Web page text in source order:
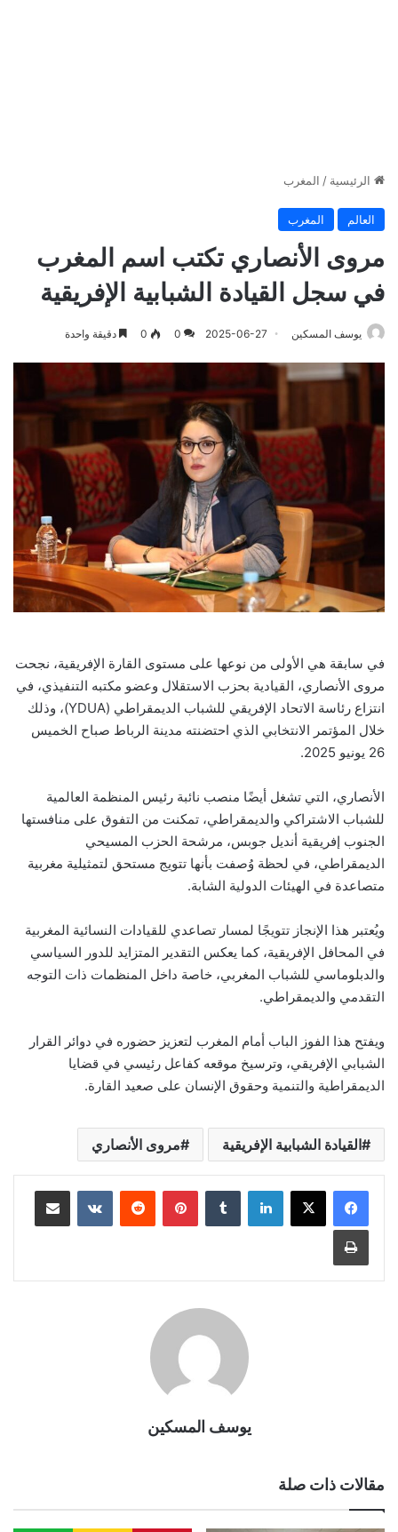
الرئيسية / المغرب
العالم المغرب
مروى الأنصاري تكتب اسم المغرب
في سجل القيادة الشبابية الإفريقية
يوسف المسكين 2025-06-27
0
0 دقيقة واحدة
في سابقة هي الأولى من نوعها على مستوى القارة الإفريقية، نجحت
مروى الأنصاري، القيادية بحزب الاستقلال وعضو مكتبه التنفيذي، في
انتزاع رئاسة الاتحاد الإفريقي للشباب الديمقراطي (YDUA)، وذلك
خلال المؤتمر الانتخابي الذي احتضنته مدينة الرباط صباح الخميس
26 يونيو 2025.
الأنصاري، التي تشغل أيضًا منصب نائبة رئيس المنظمة العالمية
للشباب الاشتراكي والديمقراطي، تمكنت من التفوق على منافستها
الجنوب إفريقية أنديل جوبس، مرشحة الحزب المسيحي
الديمقراطي، في لحظة وُصفت بأنها تتويج مستحق لتمثيلية مغربية
متصاعدة في الهيئات الدولية الشابة.
ويُعتبر هذا الإنجاز تتويجًا لمسار تصاعدي للقيادات النسائية المغربية
في المحافل الإفريقية، كما يعكس التقدير المتزايد للدور السياسي
والدبلوماسي للشباب المغربي، خاصة داخل المنظمات ذات التوجه
التقدمي والديمقراطي.
ويفتح هذا الفوز الباب أمام المغرب لتعزيز حضوره في دوائر القرار
الشبابي الإفريقي، وترسيخ موقعه كفاعل رئيسي في قضايا
الديمقراطية والتنمية وحقوق الإنسان على صعيد القارة.
القيادة الشبابية الإفريقية مروى الأنصاري
لينكدإن بينتيريست مشاركة عبر البريد
طباعة
يوسف المسكين
مقالات ذات صلة